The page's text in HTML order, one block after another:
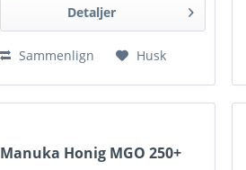
Detaljer
Sammenlign Husk
Manuka Honig MGO 250+